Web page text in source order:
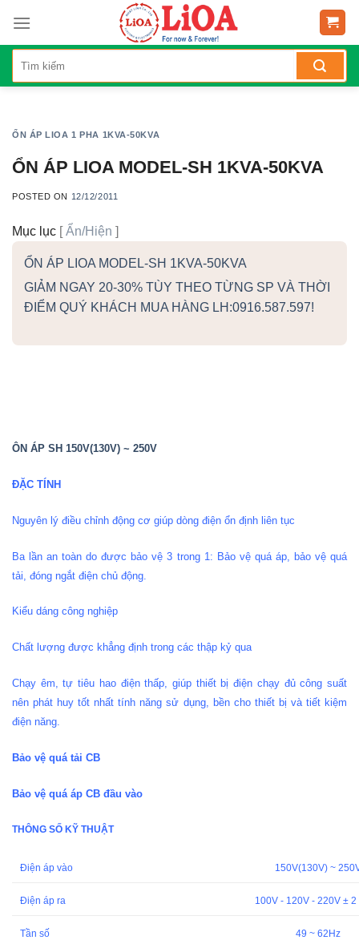
content
ỔN ÁP LIOA 1 PHA 1KVA-50KVA
ỔN ÁP LIOA MODEL-SH 1KVA-50KVA
POSTED ON 12/12/2011
Mục lục [Ẩn/Hiện ]
ỔN ÁP LIOA MODEL-SH 1KVA-50KVA
GIẢM NGAY 20-30% TÙY THEO TỪNG SP VÀ THỜI
ĐIỂM QUÝ KHÁCH MUA HÀNG LH:0916.587.597!
ÔN ÁP SH 150V(130V) ~ 250V
ĐẶC TÍNH
Nguyên lý điều chỉnh động cơ giúp dòng điện ổn định liên tục
Ba lần an toàn do được bảo vệ 3 trong 1: Bảo vệ quá áp, bảo vệ quá
tải, đóng ngắt điện chủ động.
Kiểu dáng công nghiệp
Chất lượng được khẳng định trong các thập kỷ qua
Chạy êm, tự tiêu hao điện thấp, giúp thiết bị điện chạy đủ công suất
nên phát huy tốt nhất tính năng sử dụng, bền cho thiết bị và tiết kiệm
điện năng.
Bảo vệ quá tải CB
Bảo vệ quá áp CB đầu vào
THÔNG SỐ KỸ THUẬT
Điện áp vào 150V(130V) ~
Điện áp ra 100V - 120V - 220V ± 2
Tần số 49 ~ 62Hz